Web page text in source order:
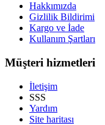
Hakkımızda
Gizlilik Bildirimi
Kargo ve İade
Kullanım Şartları
Müşteri hizmetleri
İletişim
SSS
Yardım
Site haritası